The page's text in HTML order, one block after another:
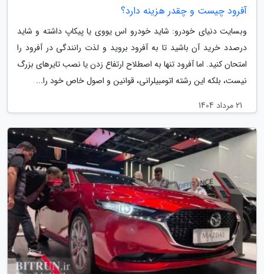
آفرود چیست و چقدر هزینه دارد؟
وبسایت دنیای خودرو: شاید خودرو اس یووی یا پیکاپ داشته و شاید
درصدد خرید آن باشید تا به آفرود بروید و لذت رانندگی در آفرود را
امتحان کنید. اما آفرود تنها به اصطلاح ارتفاع زدن یا نصب تایرهای بزرگ
نیست، بلکه این رشته اتومبیلرانی، قوانین و اصول خاص خود را...
21 مرداد 1404